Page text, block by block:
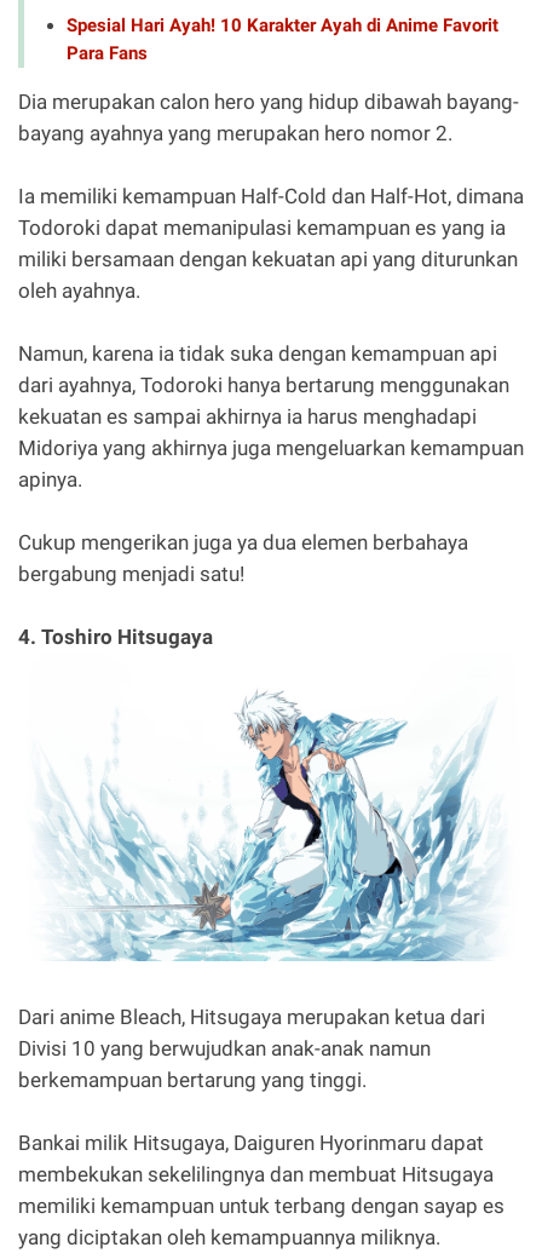
Spesial Hari Ayah! 10 Karakter Ayah di Anime Favorit
Para Fans
Dia merupakan calon hero yang hidup dibawah bayang-
bayang ayahnya yang merupakan hero nomor 2.
Ia memiliki kemampuan Half-Cold dan Half-Hot, dimana
Todoroki dapat memanipulasi kemampuan es yang ia
miliki bersamaan dengan kekuatan api yang diturunkan
oleh ayahnya.
Namun, karena ia tidak suka dengan kemampuan api
dari ayahnya, Todoroki hanya bertarung menggunakan
kekuatan es sampai akhirnya ia harus menghadapi
Midoriya yang akhirnya juga mengeluarkan kemampuan
apinya.
Cukup mengerikan juga ya dua elemen berbahaya
bergabung menjadi satu!
4. Toshiro Hitsugaya
Dari anime Bleach, Hitsugaya merupakan ketua dari
Divisi 10 yang berwujudkan anak-anak namun
berkemampuan bertarung yang tinggi.
Bankai milik Hitsugaya, Daiguren Hyorinmaru dapat
membekukan sekelilingnya dan membuat Hitsugaya
memiliki kemampuan untuk terbang dengan sayap es
yang diciptakan oleh kemampuannya miliknya.